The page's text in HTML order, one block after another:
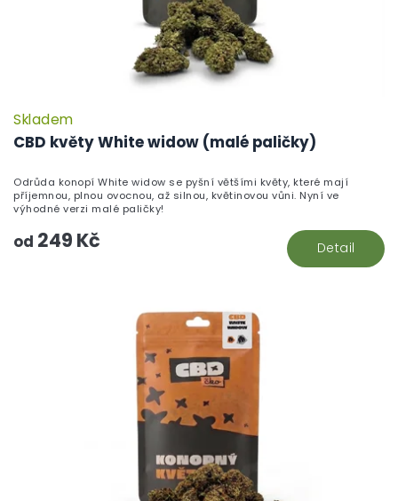
CBD květy White widow (malé paličky)
Skladem
od 249 Kč Detail
Odrůda konopí White widow se pyšní většími květy, které mají
příjemnou, plnou ovocnou, až silnou, květinovou vůni. Nyní ve
výhodné verzi malé paličky!